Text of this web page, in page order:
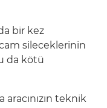
bir kez
sileceklerinin
da kötü
aracınızın teknik